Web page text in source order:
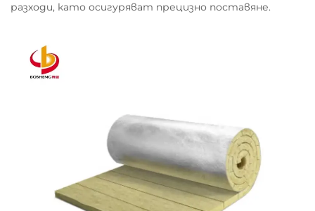
разходи, като осигуряват прецизно поставяне.